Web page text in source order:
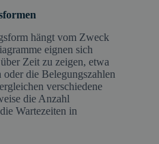
hängt vom Zweck
eignen sich
Zeit zu zeigen, etwa
die Belegungszahlen
verschiedene
die Anzahl
Wartezeiten in